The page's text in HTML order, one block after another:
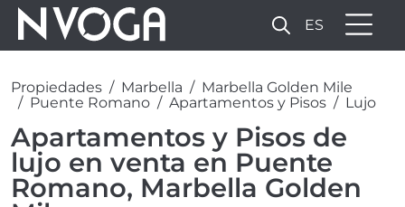
ES
Propiedades Marbella
Marbella Golden Mile
Puente Romano
Apartamentos y Pisos Lujo
Apartamentos y Pisos de
lujo en venta en Puente
Romano, Marbella Golden